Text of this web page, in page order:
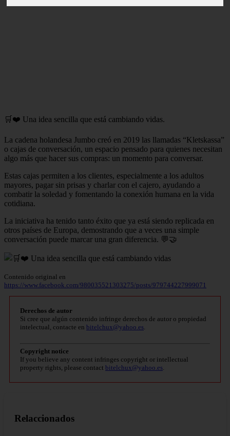
🛒❤️ Una idea sencilla que está cambiando vidas.
La cadena holandesa Jumbo creó en 2019 las llamadas “Kletskassa”
o cajas de conversación, un espacio pensado para quienes necesitan
algo más que hacer sus compras: un momento para conversar.
Estas cajas permiten a los clientes, especialmente a los adultos
mayores, pagar sin prisas y charlar con el cajero, ayudando a
combatir la soledad y fomentando la conexión humana en la vida
cotidiana.
La iniciativa ha tenido tanto éxito que ya está siendo replicada en
otros países de Europa, demostrando que a veces una simple
conversación puede marcar una gran diferencia. 💬🤝
Contenido original en
https://www.facebook.com/980035521303275/posts/979744227999071
Derechos de autor
Si cree que algún contenido infringe derechos de autor o propiedad
intelectual, contacte en bitelchux@yahoo.es.
Copyright notice
If you believe any content infringes copyright or intellectual
property rights, please contact bitelchux@yahoo.es.
Relaccionados